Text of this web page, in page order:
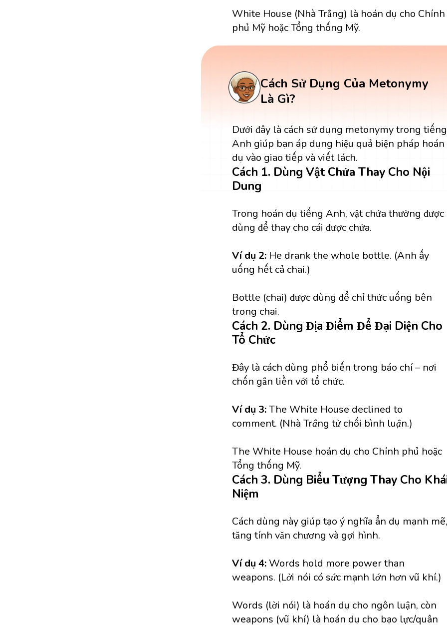
White House (Nhà Trắng) là hoán dụ cho Chính
phủ Mỹ hoặc Tổng thống Mỹ.
Cách Sử Dụng Của Metonymy
Là Gì?
Dưới đây là cách sử dụng metonymy trong tiếng
Anh giúp bạn áp dụng hiệu quả biện pháp hoán
dụ vào giao tiếp và viết lách.
Cách 1. Dùng Vật Chứa Thay Cho Nội
Dung
Trong hoán dụ tiếng Anh, vật chứa thường được
dùng để thay cho cái được chứa.
Ví dụ 2: He drank the whole bottle. (Anh ấy
uống hết cả chai.)
Bottle (chai) được dùng để chỉ thức uống bên
trong chai.
Cách 2. Dùng Địa Điểm Để Đại Diện Cho
Tổ Chức
Đây là cách dùng phổ biến trong báo chí – nơi
chốn gắn liền với tổ chức.
Ví dụ 3:The White House declined to
comment. (Nhà Trắng từ chối bình luận.)
The White House hoán dụ cho Chính phủ hoặc
Tổng thống Mỹ.
Cách 3. Dùng Biểu Tượng Thay Cho
Niệm
Cách dùng này giúp tạo ý nghĩa ẩn dụ mạnh
tăng tính văn chương và gợi hình.
Ví dụ 4: Words hold more power than
weapons. (Lời nói có sức mạnh lớn hơn vũ khí.)
Words (lời nói) là hoán dụ cho ngôn luận, còn
weapons (vũ khí) là hoán dụ cho bạo lực/quân